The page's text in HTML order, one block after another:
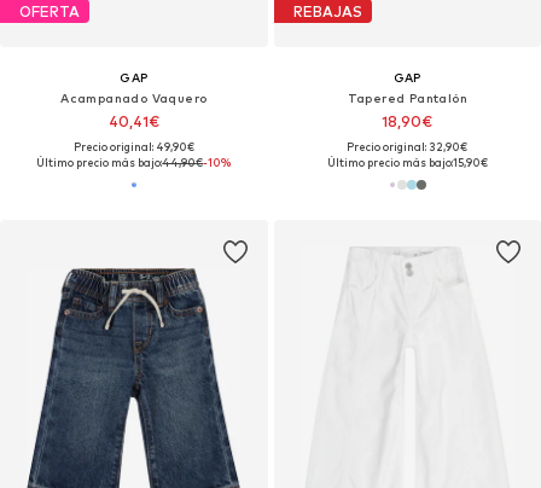
OFERTA
GAP
Acampanado Vaquero
40,41€
Precio original: 49,90€
Último precio más bajo:44,90€-10%
REBAJAS
GAP
Tapered Pantalón
18,90€
Precio original: 32,90€
Último precio más bajo:15,90€